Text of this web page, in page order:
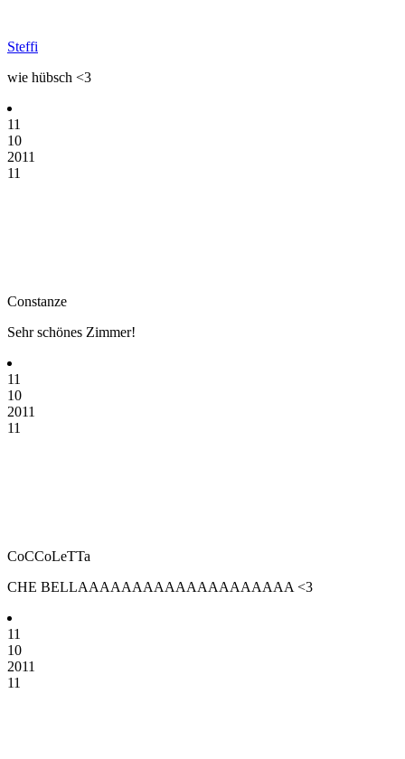
Steffi
wie hübsch <3
11
10
2011
11
Constanze
Sehr schönes Zimmer!
11
10
2011
11
CoCCoLeTTa
CHE BELLAAAAAAAAAAAAAAAAAAAA <3
11
10
2011
11